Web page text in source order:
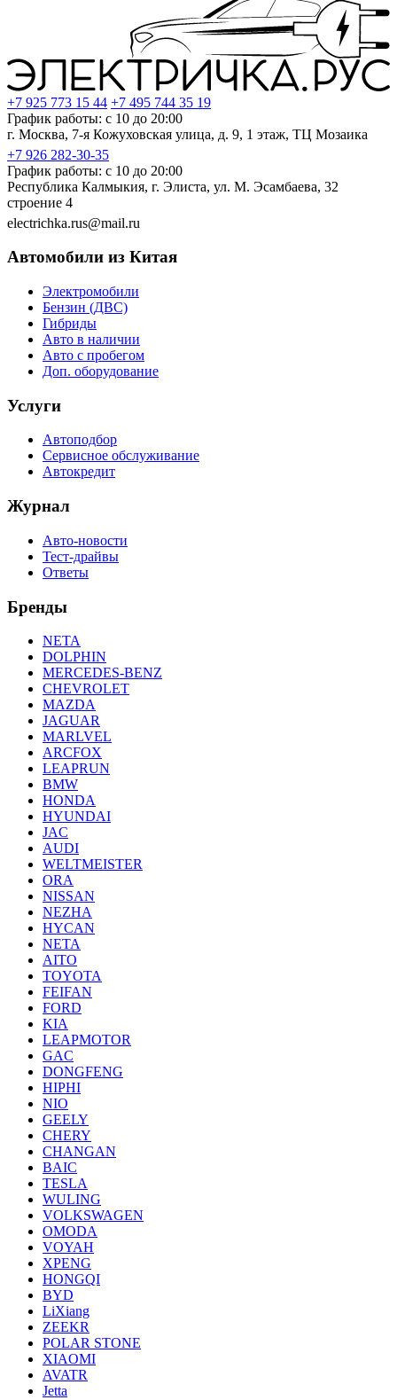
+7 925 773 15 44 +7 495 744 35 19
График работы: с 10 до 20:00
г. Москва, 7-я Кожуховская улица, д. 9, 1 этаж, ТЦ Мозаика
+7 926 282-30-35
График работы: с 10 до 20:00
Республика Калмыкия, г. Элиста, ул. М. Эсамбаева, 32
строение 4
electrichka.rus@mail.ru
Автомобили из Китая
Электромобили
Бензин (ДВС)
Гибриды
Авто в наличии
Авто с пробегом
Доп. оборудование
Услуги
Автоподбор
Сервисное обслуживание
Автокредит
Журнал
Авто-новости
Тест-драйвы
Ответы
Бренды
NETA
DOLPHIN
MERCEDES-BENZ
CHEVROLET
MAZDA
JAGUAR
MARLVEL
ARCFOX
LEAPRUN
BMW
HONDA
HYUNDAI
JAC
AUDI
WELTMEISTER
ORA
NISSAN
NEZHA
HYCAN
NETA
AITO
TOYOTA
FEIFAN
FORD
KIA
LEAPMOTOR
GAC
DONGFENG
HIPHI
NIO
GEELY
CHERY
CHANGAN
BAIC
TESLA
WULING
VOLKSWAGEN
OMODA
VOYAH
XPENG
HONGQI
BYD
LiXiang
ZEEKR
POLAR STONE
XIAOMI
AVATR
Jetta